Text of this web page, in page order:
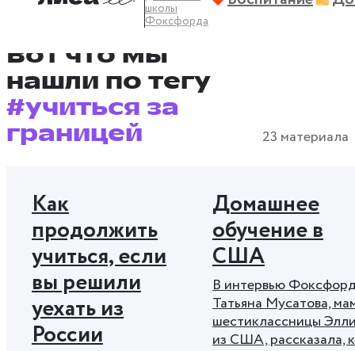
школы
Фоксфорда
#как учиться
#каникулы
#поддержка
#после уроков
#преподаватели о домашнем обучении
#профориентация
#развитие
#учиться за границей
#хитрости
#хобби
#юрконсультация
Показать больше тегов
Вот что мы
нашли по тегу
#учиться за
границей
23 материала
Как
продолжить
учиться, если
вы решили
уехать из
России
Домашнее
обучение в
США
В интервью
Татьяна Мусатова,
шестиклассницы
из США, рассказала,